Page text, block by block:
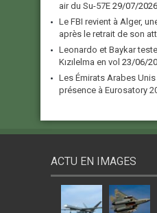
air du Su-57E 29/07/2026
Le FBI revient à Alger,
après le retrait de son
Leonardo et Baykar
Kızılelma en vol 23/06/
Les Émirats Arabes
présence à Eurosatory
ACTU EN IMAGES